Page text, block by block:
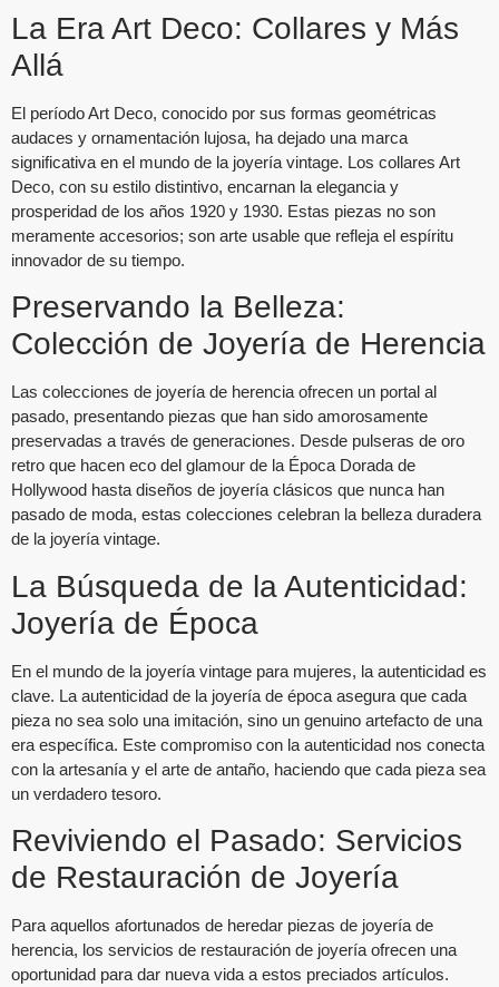
La Era Art Deco: Collares y Más
Allá
El período Art Deco, conocido por sus formas geométricas
audaces y ornamentación lujosa, ha dejado una marca
significativa en el mundo de la joyería vintage. Los collares Art
Deco, con su estilo distintivo, encarnan la elegancia y
prosperidad de los años 1920 y 1930. Estas piezas no son
meramente accesorios; son arte usable que refleja el espíritu
innovador de su tiempo.
Preservando la Belleza:
Colección de Joyería de Herencia
Las colecciones de joyería de herencia ofrecen un portal al
pasado, presentando piezas que han sido amorosamente
preservadas a través de generaciones. Desde pulseras de oro
retro que hacen eco del glamour de la Época Dorada de
Hollywood hasta diseños de joyería clásicos que nunca han
pasado de moda, estas colecciones celebran la belleza duradera
de la joyería vintage.
La Búsqueda de la Autenticidad:
Joyería de Época
En el mundo de la joyería vintage para mujeres, la autenticidad es
clave. La autenticidad de la joyería de época asegura que cada
pieza no sea solo una imitación, sino un genuino artefacto de una
era específica. Este compromiso con la autenticidad nos conecta
con la artesanía y el arte de antaño, haciendo que cada pieza sea
un verdadero tesoro.
Reviviendo el Pasado: Servicios
de Restauración de Joyería
Para aquellos afortunados de heredar piezas de joyería de
herencia, los servicios de restauración de joyería ofrecen una
oportunidad para dar nueva vida a estos preciados artículos.